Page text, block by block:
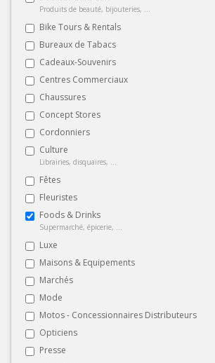
Produits de beauté, bijouteries, ...
Bike Tours & Rentals
Bureaux de Tabacs
Cadeaux-Souvenirs
Centres Commerciaux
Chaussures
Concept Stores
Cordonniers
Culture
Librairies, disquaires, ...
Fêtes
Fleuristes
Foods & Drinks
Supermarché, épicerie, ...
Luxe
Maisons & Equipements
Marchés
Mode
Motos - Concessionnaires Distributeurs
Opticiens
Presse